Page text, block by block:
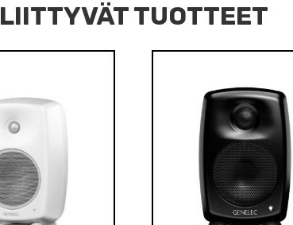
LIITTYVÄT TUOTTEET